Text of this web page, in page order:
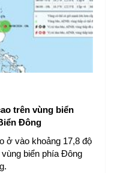
trên vùng biển
Đông
ở vào khoảng 17,8 độ
biển phía Đông